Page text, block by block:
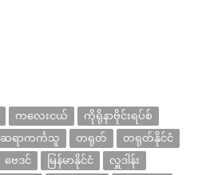
ကလေးငယ်
ကိုရိုနာဗိုင်းရပ်စ်
ဆရာကင်္ကသူ တရုတ်
တရုတ်နိုင်ငံ
ဗေဒင် မြန်မာနိုင်ငံ
လှူဒါန်း